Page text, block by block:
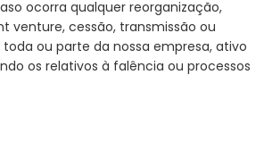
ocorra qualquer reorganização,
venture, cessão, transmissão ou
ou parte da nossa empresa, ativo
os relativos à falência ou processos